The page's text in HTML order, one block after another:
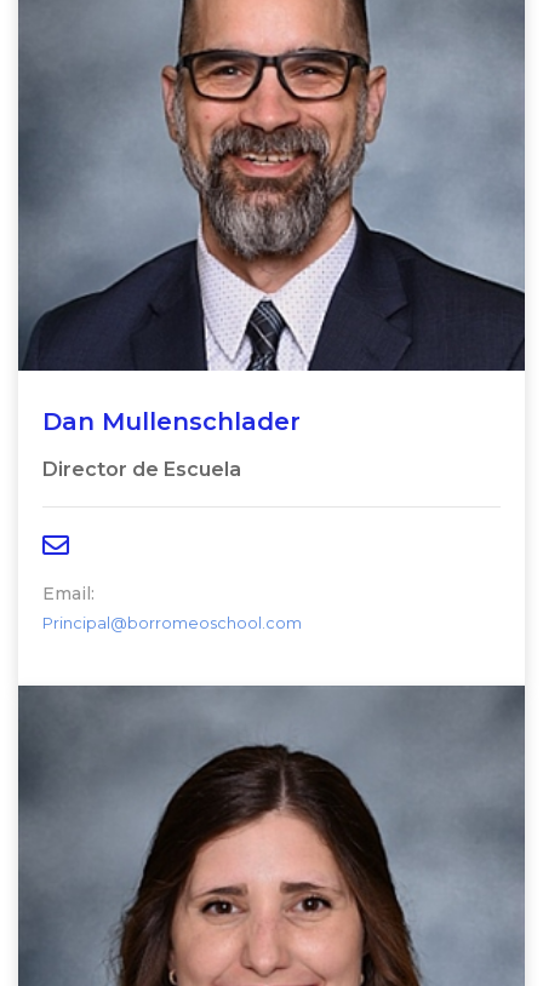
Dan Mullenschlader
Director de Escuela
Email:
Principal@borromeoschool.com